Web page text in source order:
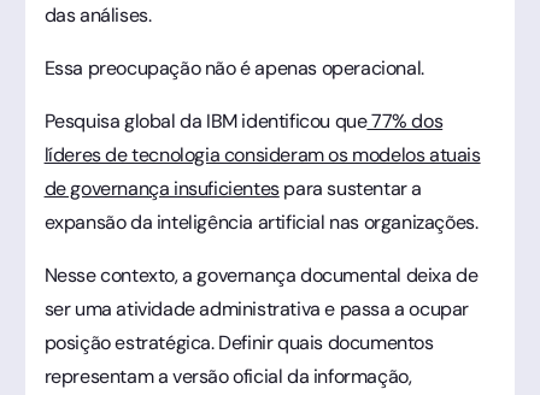
das análises.
Essa preocupação não é apenas operacional.
Pesquisa global da IBM identificou que77% dos
líderes de tecnologia consideram os modelos atuais
de governança insuficientespara sustentar a
expansão da inteligência artificial nas organizações.
Nesse contexto, a governança documental deixa de
ser uma atividade administrativa e passa a ocupar
posição estratégica. Definir quais documentos
representam a versão oficial da informação,